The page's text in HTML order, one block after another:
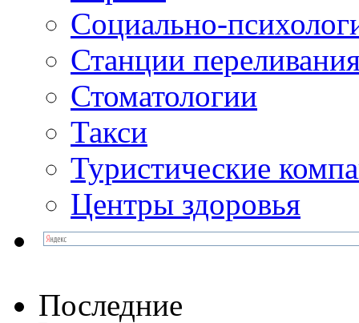
Социально-
Станции
Стоматологии
Такси
Туристические
Центры здоровья
Последние